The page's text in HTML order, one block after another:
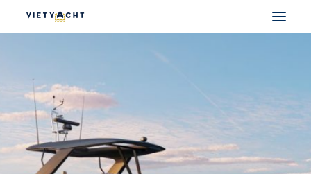
JEANNEAU
PRESTIGE
FOUNTAINE PAJOT
MAJESTY